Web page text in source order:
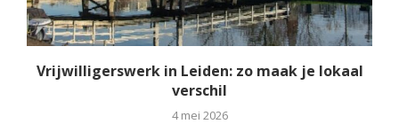
Vrijwilligerswerk in Leiden: zo maak je lokaal
verschil
4 mei 2026